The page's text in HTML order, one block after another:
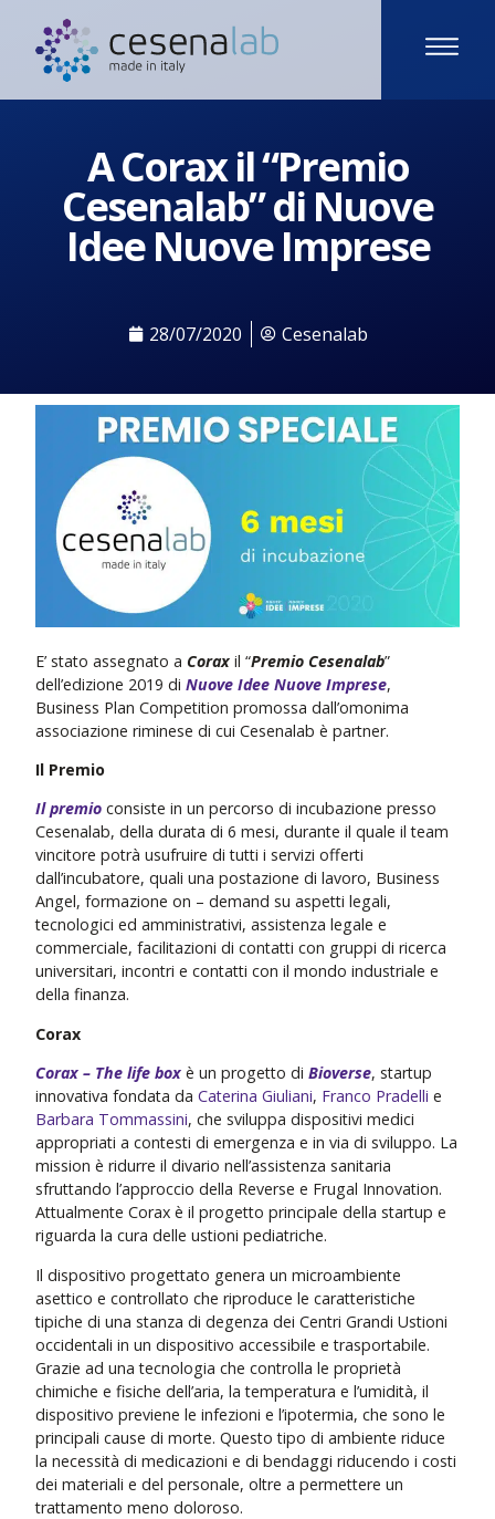
A Corax il “Premio
Cesenalab” di Nuove
Idee Nuove Imprese
28/07/2020 Cesenalab
E’ stato assegnato aCorax il “Premio Cesenalab”
dell’edizione 2019 diNuove Idee Nuove Imprese,
Business Plan Competition promossa dall’omonima
associazione riminese di cui Cesenalab è partner.
Il Premio
Il premio consiste in un percorso di incubazione presso
Cesenalab, della durata di 6 mesi, durante il quale il team
vincitore potrà usufruire di tutti i servizi offerti
dall’incubatore, quali una postazione di lavoro, Business
Angel, formazione on – demand su aspetti legali,
tecnologici ed amministrativi, assistenza legale e
commerciale, facilitazioni di contatti con gruppi di ricerca
universitari, incontri e contatti con il mondo industriale e
della finanza.
Corax
Corax – The life box è un progetto diBioverse, startup
innovativa fondata daCaterina Giuliani, Franco Pradelli e
Barbara Tommassini, che sviluppa dispositivi medici
appropriati a contesti di emergenza e in via di sviluppo. La
mission è ridurre il divario nell’assistenza sanitaria
sfruttando l’approccio della Reverse e Frugal Innovation.
Attualmente Corax è il progetto principale della startup e
riguarda la cura delle ustioni pediatriche.
Il dispositivo progettato genera un microambiente
asettico e controllato che riproduce le caratteristiche
tipiche di una stanza di degenza dei Centri Grandi Ustioni
occidentali in un dispositivo accessibile e trasportabile.
Grazie ad una tecnologia che controlla le proprietà
chimiche e fisiche dell’aria, la temperatura e l’umidità, il
dispositivo previene le infezioni e l’ipotermia, che sono le
principali cause di morte. Questo tipo di ambiente riduce
la necessità di medicazioni e di bendaggi riducendo i costi
dei materiali e del personale, oltre a permettere un
trattamento meno doloroso.